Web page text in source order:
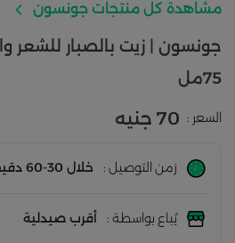
مشاهدة كل منتجات جونسون
جونسون | زيت بالصبار للشعر
75مل
السعر : 70 جنيه
زمن التوصيل : خلال 30-60 دقيقة
يُباع بواسطة : أقرب صيدلية